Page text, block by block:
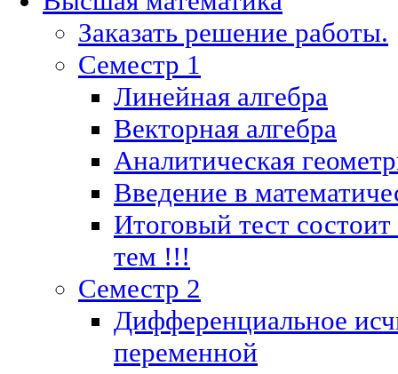
Заказать решение работы.
Семестр 1
Линейная алгебра
Векторная алгебра
Аналитическая
Введение в
Итоговый тест
тем !!!
Семестр 2
Дифференциальное
переменной